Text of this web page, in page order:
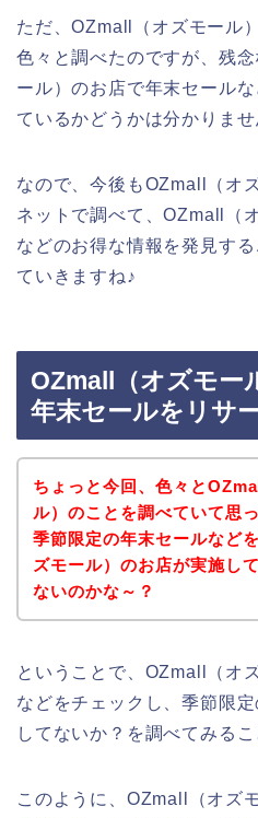
ただ、OZmall（オズモール
色々と調べたのですが、残
ール）のお店で年末セール
ているかどうかは分かりませ
なので、今後もOZmall（オ
ネットで調べて、OZmall（
などのお得な情報を発見す
ていきますね♪
OZmall（オズモー
年末セールをリサ
ちょっと今回、色々と
ル）のことを調べていて思
季節限定の年末セールなど
ズモール）のお店が実施し
ないのかな～？
ということで、OZmall（オ
などをチェックし、季節限
してないか？を調べてみるこ
このように、OZmall（オズ